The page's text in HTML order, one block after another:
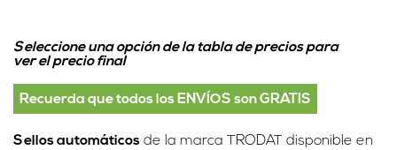
Seleccione una opción de la tabla de precios para
ver el precio final
Recuerda que todos los ENVÍOS son GRATIS
Sellos automáticos de la marca TRODAT disponible en